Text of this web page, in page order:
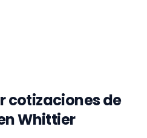
cotizaciones de
Whittier